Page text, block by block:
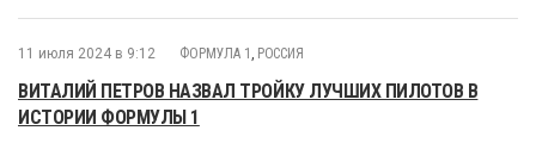
11 июля 2024 в 9:12 ФОРМУЛА 1 , РОССИЯ
ВИТАЛИЙ ПЕТРОВ НАЗВАЛ ТРОЙКУ ЛУЧШИХ ПИЛОТОВ В
ИСТОРИИ ФОРМУЛЫ 1